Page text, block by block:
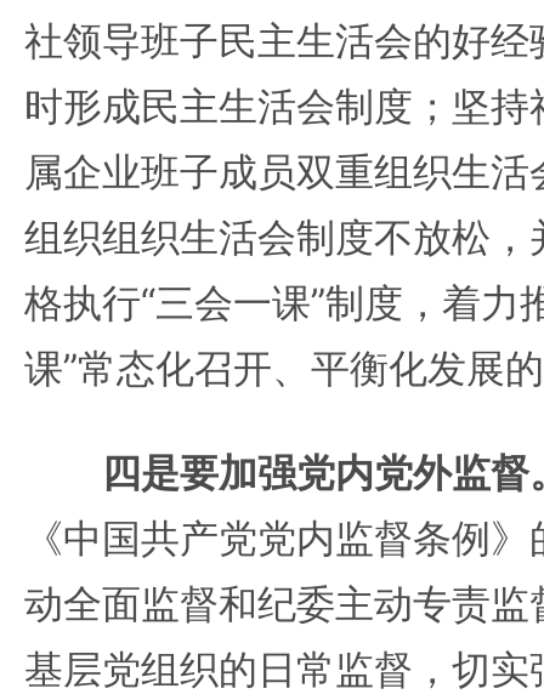
社领导班子民主生活会的好
时形成民主生活会制度；坚
属企业班子成员双重组织生
组织组织生活会制度不放松
格执行“三会一课”制度，着力
课”常态化召开、平衡化发展
四是要加强党内党外监督
《中国共产党党内监督条例
动全面监督和纪委主动专责
基层党组织的日常监督，切